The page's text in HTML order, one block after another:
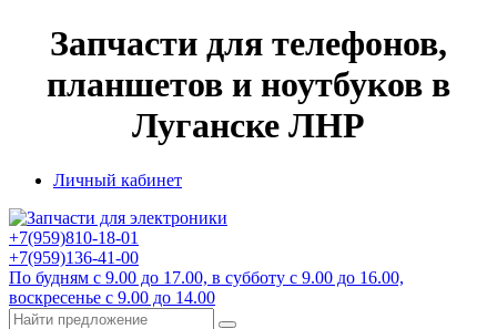
Запчасти для телефонов,
планшетов и ноутбуков в
Луганске ЛНР
Личный кабинет
+7(959)810-18-01
+7(959)136-41-00
По будням с 9.00 до 17.00, в субботу с 9.00 до 16.00,
воскресенье с 9.00 до 14.00